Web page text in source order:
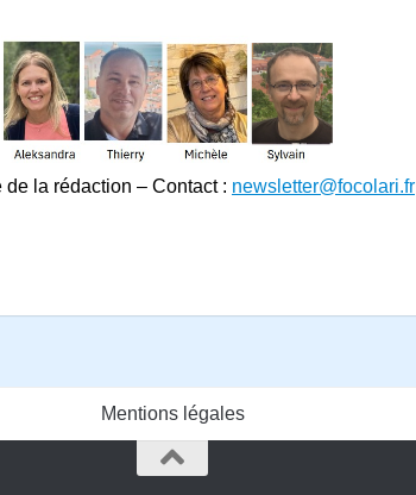
de la rédaction – Contact : newsletter@focolari.fr
Mentions légales